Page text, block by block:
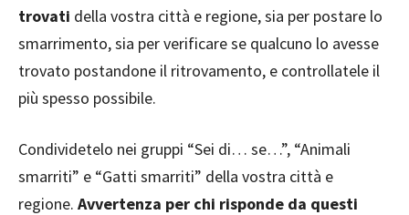
trovati della vostra città e regione, sia per postare lo
smarrimento, sia per verificare se qualcuno lo avesse
trovato postandone il ritrovamento, e controllatele il
più spesso possibile.
Condividetelo nei gruppi “Sei di… se…”, “Animali
smarriti” e “Gatti smarriti” della vostra città e
regione. Avvertenza per chi risponde da questi